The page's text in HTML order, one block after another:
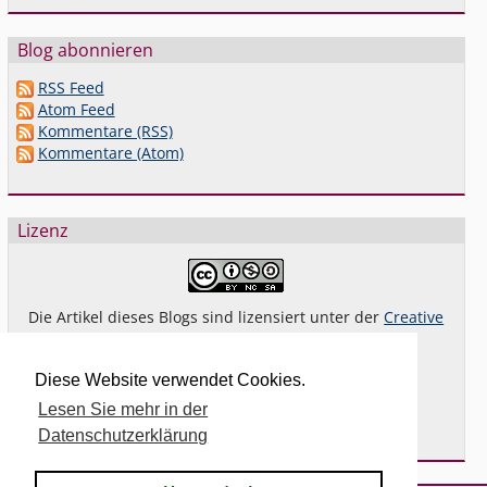
Diese Website verwendet Cookies.
Lesen Sie mehr in der
Datenschutzerklärung
Blog abonnieren
RSS Feed
Atom Feed
Kommentare (RSS)
Kommentare (Atom)
Lizenz
Die Artikel dieses Blogs sind lizensiert unter derCreative
Das giltnichtfür Bilder oder (andere) erkennbare
Beiträge.